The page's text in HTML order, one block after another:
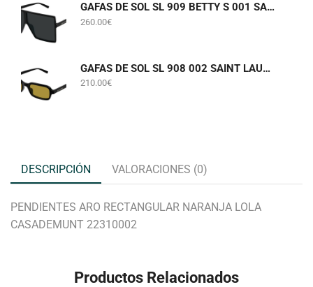
GAFAS DE SOL SL 909 BETTY S 001 SAINT LAURENT
260.00€
GAFAS DE SOL SL 908 002 SAINT LAURENT
210.00€
DESCRIPCIÓN VALORACIONES (0)
PENDIENTES ARO RECTANGULAR NARANJA LOLA
CASADEMUNT 22310002
Productos Relacionados